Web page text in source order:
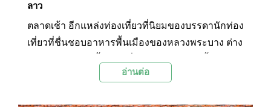
ลาว
ตลาดเช้า อีกแหล่งท่องเที่ยวที่นิยมของบรรดานักท่อง
เที่ยวที่ชื่นชอบอาหารพื้นเมืองของหลวงพระบาง ต่าง
มีให้เลือกแล้วยังมีวัตถุดิบที่แปลกออกไปให้ได้ดูอีก
อ่านต่อ